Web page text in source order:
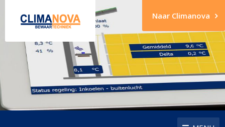
Naar Climanova